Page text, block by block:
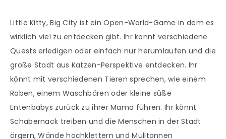
Little Kitty, Big City ist ein Open-World-Game in dem es
wirklich viel zu entdecken gibt. Ihr könnt verschiedene
Quests erledigen oder einfach nur herumlaufen und die
große Stadt aus Katzen-Perspektive entdecken. Ihr
könnt mit verschiedenen Tieren sprechen, wie einem
Raben, einem Waschbären oder kleine süße
Entenbabys zurück zu ihrer Mama führen. Ihr könnt
Schabernack treiben und die Menschen in der Stadt
ärgern, Wände hochklettern und Mülltonnen